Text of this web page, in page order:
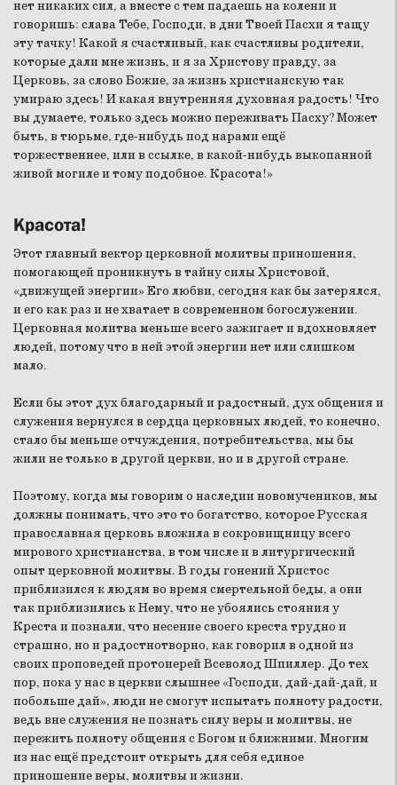
нет никаких сил, а вместе с тем падаешь на колени и
говоришь: слава Тебе, Господи, в дни Твоей Пасхи я тащу
эту тачку! Какой я счастливый, как счастливы родители,
которые дали мне жизнь, и я за Христову правду, за
Церковь, за слово Божие, за жизнь христианскую так
умираю здесь! И какая внутренняя духовная радость! Что
вы думаете, только здесь можно переживать Пасху? Может
быть, в тюрьме, где-нибудь под нарами ещё
торжественнее, или в ссылке, в какой-нибудь выкопанной
живой могиле и тому подобное. Красота!»
Красота!
Этот главный вектор церковной молитвы приношения,
помогающей проникнуть в тайну силы Христовой,
«движущей энергии» Его любви, сегодня как бы затерялся,
и его как раз и не хватает в современном богослужении.
Церковная молитва меньше всего зажигает и вдохновляет
людей, потому что в ней этой энергии нет или слишком
мало.
Если бы этот дух благодарный и радостный, дух общения и
служения вернулся в сердца церковных людей, то конечно,
стало бы меньше отчуждения, потребительства, мы бы
жили не только в другой церкви, но и в другой стране.
Поэтому, когда мы говорим о наследии новомучеников, мы
должны понимать, что это то богатство, которое Русская
православная церковь вложила в сокровищницу всего
мирового христианства, в том числе и в литургический
опыт церковной молитвы. В годы гонений Христос
приблизился к людям во время смертельной беды, а они
так приблизились к Нему, что не убоялись стояния у
Креста и познали, что несение своего креста трудно и
страшно, но и радостнотворно, как говорил в одной из
своих проповедей протоиерей Всеволод Шпиллер. До тех
пор, пока у нас в церкви слышнее «Господи, дай-дай-дай, и
побольше дай», люди не смогут испытать полноту радости,
ведь вне служения не познать силу веры и молитвы, не
пережить полноту общения с Богом и ближними. Многим
из нас ещё предстоит открыть для себя единое
приношение веры, молитвы и жизни.